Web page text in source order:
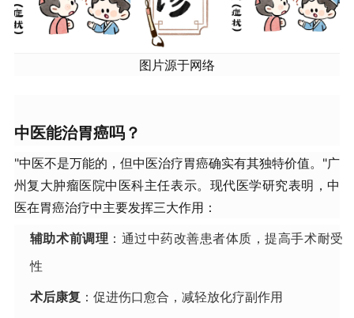
图片源于网络
中医能治胃癌吗？
"中医不是万能的，但中医治疗胃癌确实有其独特价值。"广
州复大肿瘤医院中医科主任表示。现代医学研究表明，中
医在胃癌治疗中主要发挥三大作用：
辅助术前调理 ：通过中药改善患者体质，提高手术耐受
性
术后康复 ：促进伤口愈合，减轻放化疗副作用